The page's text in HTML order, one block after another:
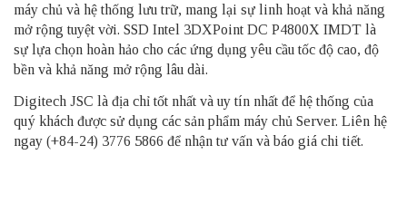
máy chủ và hệ thống lưu trữ, mang lại sự linh hoạt và khả năng
mở rộng tuyệt vời. SSD Intel 3DXPoint DC P4800X IMDT là
sự lựa chọn hoàn hảo cho các ứng dụng yêu cầu tốc độ cao, độ
bền và khả năng mở rộng lâu dài.
Digitech JSC là địa chỉ tốt nhất và uy tín nhất để hệ thống của
quý khách được sử dụng các sản phẩm máy chủ Server. Liên hệ
ngay (+84-24) 3776 5866 để nhận tư vấn và báo giá chi tiết.